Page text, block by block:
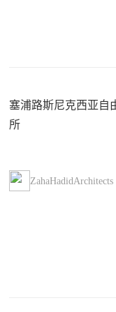
塞浦路斯尼克西亚自
所
ZahaHadidArchitects